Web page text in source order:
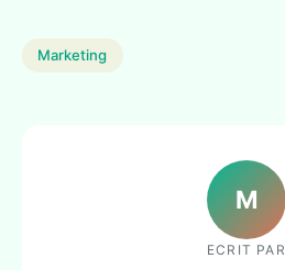
Marketing
M
ECRIT PAR